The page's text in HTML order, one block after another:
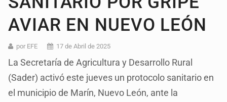
AVIAR EN NUEVO LEÓN
por EFE 17 de Abril de 2025
La Secretaría de Agricultura y Desarrollo Rural
(Sader) activó este jueves un protocolo sanitario en
el municipio de Marín, Nuevo León, ante la